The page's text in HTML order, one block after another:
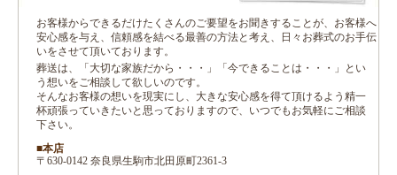
お客様からできるだけたくさんのご要望をお聞きすることが、お客様へ
安心感を与え、信頼感を結べる最善の方法と考え、日々お葬式のお手伝
いをさせて頂いております。
葬送は、「大切な家族だから・・・」「今できることは・・・」とい
う想いをご相談して欲しいのです。
そんなお客様の想いを現実にし、大きな安心感を得て頂けるよう精一
杯頑張っていきたいと思っておりますので、いつでもお気軽にご相談
下さい。
■本店
〒630-0142 奈良県生駒市北田原町2361-3